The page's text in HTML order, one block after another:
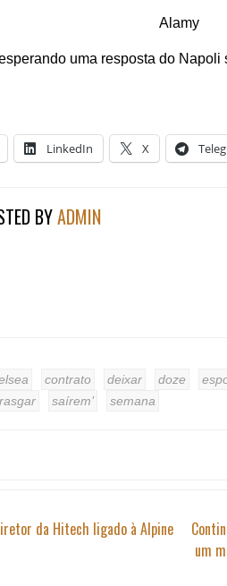
Alamy
uma resposta do Napoli
LinkedIn X
BYADMIN
contrato deixar doze
rasgar saírem’ semana
da Hitech ligado à Alpine
um